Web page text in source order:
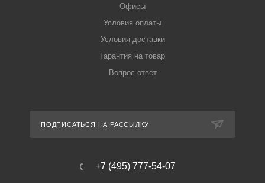
Офисы
Условия оплаты
Условия доставки
Гарантия на товар
Вопрос-ответ
ПОДПИСАТЬСЯ НА РАССЫЛКУ
+7 (495) 777-54-07